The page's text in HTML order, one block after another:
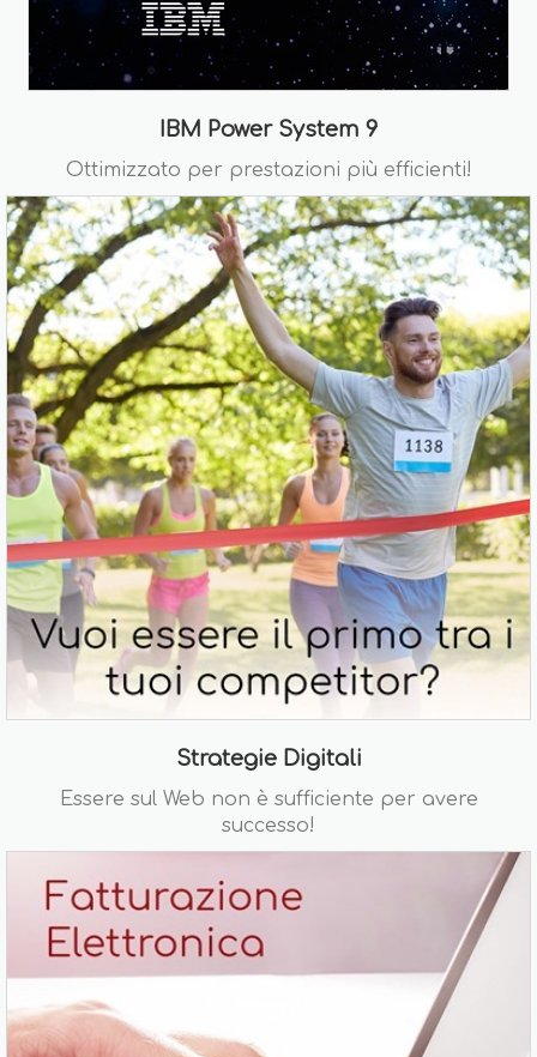
IBM Power System 9
Ottimizzato per prestazioni più efficienti!
Strategie Digitali
Essere sul Web non è sufficiente per avere
successo!